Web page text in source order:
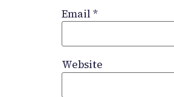
Email *
Website